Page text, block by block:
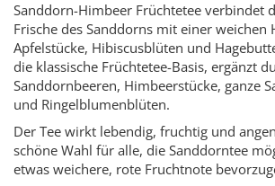
Sanddorn-Himbeer Früchtetee verbindet
Frische des Sanddorns mit einer weichen
Apfelstücke, Hibiscusblüten und
die klassische Früchtetee-Basis, ergänzt
Sanddornbeeren, Himbeerstücke, ganze
und Ringelblumenblüten.
Der Tee wirkt lebendig, fruchtig und
schöne Wahl für alle, die Sanddorntee
etwas weichere, rote Fruchtnote